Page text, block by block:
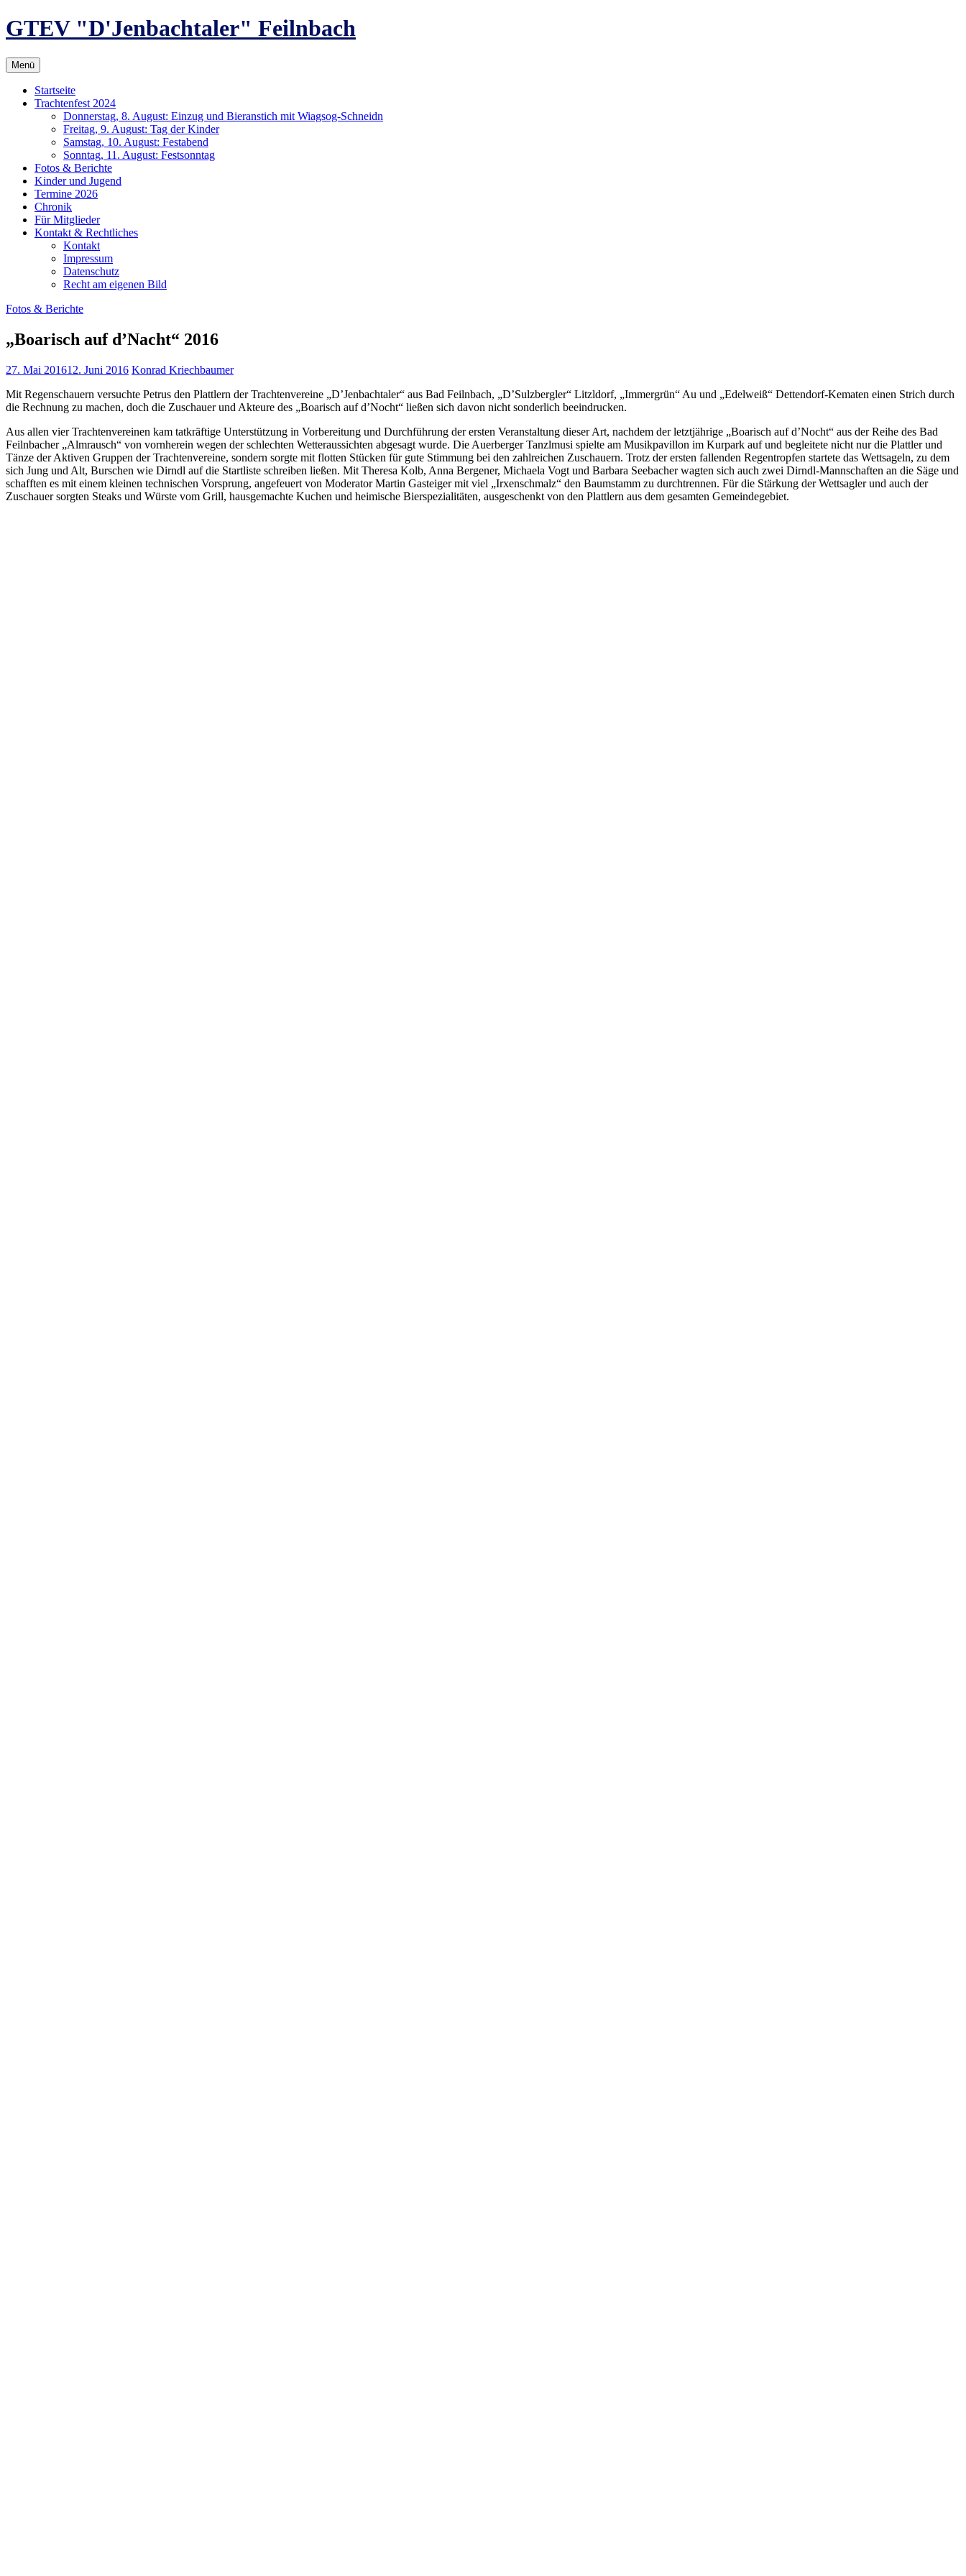
Zum
Inhalt
GTEV "D'Jenbachtaler" Feilnbach
Menü
Startseite
Trachtenfest 2024
Donnerstag, 8. August: Einzug und Bieranstich mit Wiagsog-Schneidn
Freitag, 9. August: Tag der Kinder
Samstag, 10. August: Festabend
Sonntag, 11. August: Festsonntag
Fotos & Berichte
Kinder und Jugend
Termine 2026
Chronik
Für Mitglieder
Kontakt & Rechtliches
Kontakt
Impressum
Datenschutz
Recht am eigenen Bild
Fotos & Berichte
„Boarisch auf d’Nacht“ 2016
27. Mai 201612. Juni 2016 Konrad Kriechbaumer
Mit Regenschauern versuchte Petrus den Plattlern der Trachtenvereine „D’Jenbachtaler“ aus Bad Feilnbach, „D’Sulzbergler“ Litzldorf, „Immergrün“ Au und „Edelweiß“ Dettendorf-Kematen einen Strich durch
die Rechnung zu machen, doch die Zuschauer und Akteure des „Boarisch auf d’Nocht“ ließen sich davon nicht sonderlich beeindrucken.
Aus allen vier Trachtenvereinen kam tatkräftige Unterstützung in Vorbereitung und Durchführung der ersten Veranstaltung dieser Art, nachdem der letztjährige „Boarisch auf d’Nocht“ aus der Reihe des Bad
Feilnbacher „Almrausch“ von vornherein wegen der schlechten Wetteraussichten abgesagt wurde. Die Auerberger Tanzlmusi spielte am Musikpavillon im Kurpark auf und begleitete nicht nur die Plattler und
Tänze der Aktiven Gruppen der Trachtenvereine, sondern sorgte mit flotten Stücken für gute Stimmung bei den zahlreichen Zuschauern. Trotz der ersten fallenden Regentropfen startete das Wettsageln, zu dem
sich Jung und Alt, Burschen wie Dirndl auf die Startliste schreiben ließen. Mit Theresa Kolb, Anna Bergener, Michaela Vogt und Barbara Seebacher wagten sich auch zwei Dirndl-Mannschaften an die Säge und
schafften es mit einem kleinen technischen Vorsprung, angefeuert von Moderator Martin Gasteiger mit viel „Irxenschmalz“ den Baumstamm zu durchtrennen. Für die Stärkung der Wettsagler und auch der
Zuschauer sorgten Steaks und Würste vom Grill, hausgemachte Kuchen und heimische Bierspezialitäten, ausgeschenkt von den Plattlern aus dem gesamten Gemeindegebiet.